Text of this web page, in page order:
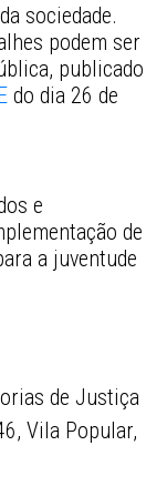
sociedade.
podem ser
publicado
do dia 26 de
e
de
a juventude
de Justiça
Vila Popular,